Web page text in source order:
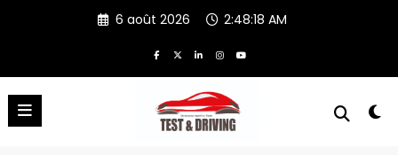
6 août 2026 2:48:20 AM